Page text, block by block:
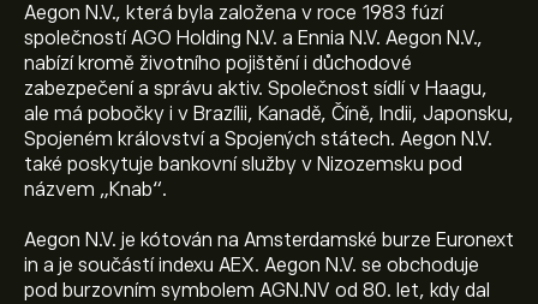
Aegon N.V., která byla založena v roce 1983 fúzí
společností AGO Holding N.V. a Ennia N.V. Aegon N.V.,
nabízí kromě životního pojištění i důchodové
zabezpečení a správu aktiv. Společnost sídlí v Haagu,
ale má pobočky i v Brazílii, Kanadě, Číně, Indii, Japonsku,
Spojeném království a Spojených státech. Aegon N.V.
také poskytuje bankovní služby v Nizozemsku pod
názvem „Knab“.
Aegon N.V. je kótován na Amsterdamské burze Euronext
in a je součástí indexu AEX. Aegon N.V. se obchoduje
pod burzovním symbolem AGN.NV od 80. let, kdy dal